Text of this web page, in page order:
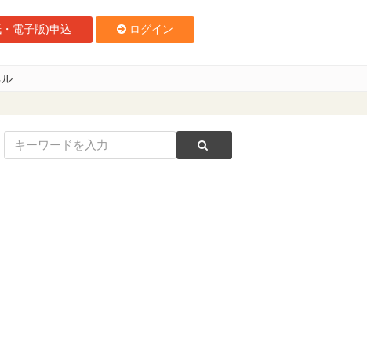
電子版)申込 ログイン